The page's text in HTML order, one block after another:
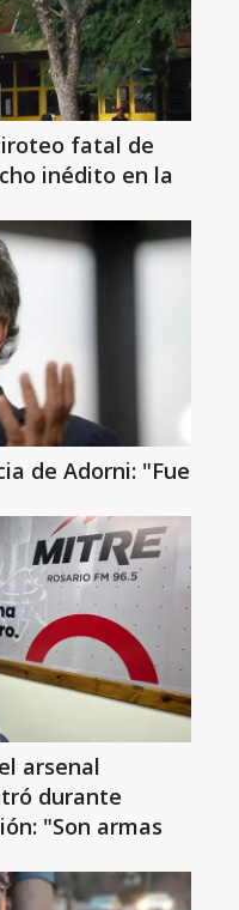
fatal de
inédito en la
de Adorni: "Fue
arsenal
durante
"Son armas